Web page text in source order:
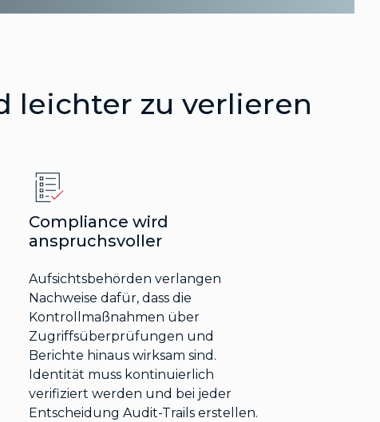
leichter zu verlieren
Compliance wird
anspruchsvoller
Aufsichtsbehörden verlangen
Nachweise dafür, dass die
Kontrollmaßnahmen über
Zugriffsüberprüfungen und
Berichte hinaus wirksam sind.
Identität muss kontinuierlich
verifiziert werden und bei jeder
Entscheidung Audit-Trails erstellen.